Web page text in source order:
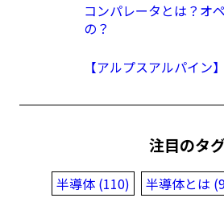
コンパレータとは？オ
の？
【アルプスアルパイン
注目のタ
半導体 (110) 半導体とは